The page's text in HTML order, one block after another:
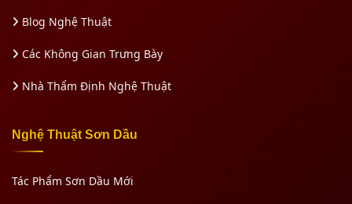
Blog Nghệ Thuật
Các Không Gian Trưng Bày
Nhà Thẩm Định Nghệ Thuật
Nghệ Thuật Sơn Dầu
Tác Phẩm Sơn Dầu Mới